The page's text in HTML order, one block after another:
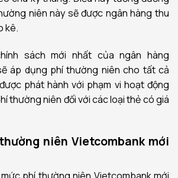
niên này sẽ được ngân hàng thu
kê.
sách mới nhất của ngân hàng
áp dụng phí thường niên cho tất cả
phát hành với phạm vi hoạt động
thường niên đối với các loại thẻ có giá
niên Vietcombank mới
phí thường niên Vietcombank mới